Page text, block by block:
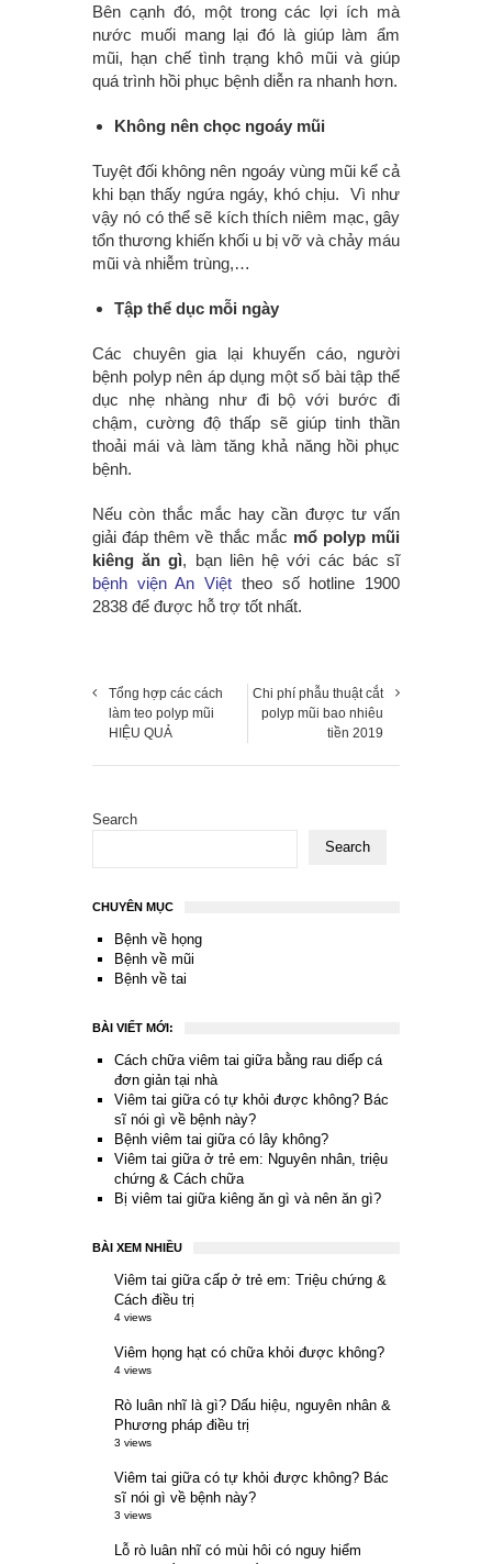
Bên cạnh đó, một trong các lợi ích mà
nước muối mang lại đó là giúp làm ẩm
mũi, hạn chế tình trạng khô mũi và giúp
quá trình hồi phục bệnh diễn ra nhanh hơn.
Không nên chọc ngoáy mũi
Tuyệt đối không nên ngoáy vùng mũi kể cả
khi bạn thấy ngứa ngáy, khó chịu. Vì như
vậy nó có thể sẽ kích thích niêm mạc, gây
tổn thương khiến khối u bị vỡ và chảy máu
mũi và nhiễm trùng,…
Tập thể dục mỗi ngày
Các chuyên gia lại khuyến cáo, người
bệnh polyp nên áp dụng một số bài tập thể
dục nhẹ nhàng như đi bộ với bước đi
chậm, cường độ thấp sẽ giúp tinh thần
thoải mái và làm tăng khả năng hồi phục
bệnh.
Nếu còn thắc mắc hay cần được tư vấn
giải đáp thêm về thắc mắc mổ polyp mũi
kiêng ăn gì, bạn liên hệ với các bác sĩ
bệnh viện An Việt theo số hotline 1900
2838 để được hỗ trợ tốt nhất.
Tổng hợp các cách
làm teo polyp mũi
HIỆU QUẢ
Chi phí phẫu thuật cắt
polyp mũi bao nhiêu
tiền 2019
Search
Search
CHUYÊN MỤC
Bệnh về họng
Bệnh về mũi
Bệnh về tai
BÀI VIẾT MỚI:
Cách chữa viêm tai giữa bằng rau diếp cá
đơn giản tại nhà
Viêm tai giữa có tự khỏi được không? Bác
sĩ nói gì về bệnh này?
Bệnh viêm tai giữa có lây không?
Viêm tai giữa ở trẻ em: Nguyên nhân, triệu
chứng & Cách chữa
Bị viêm tai giữa kiêng ăn gì và nên ăn gì?
BÀI XEM NHIỀU
Viêm tai giữa cấp ở trẻ em: Triệu chứng &
Cách điều trị
4 views
Viêm họng hạt có chữa khỏi được không?
4 views
Rò luân nhĩ là gì? Dấu hiệu, nguyên nhân &
Phương pháp điều trị
3 views
Viêm tai giữa có tự khỏi được không? Bác
sĩ nói gì về bệnh này?
3 views
Lỗ rò luân nhĩ có mùi hôi có nguy hiểm